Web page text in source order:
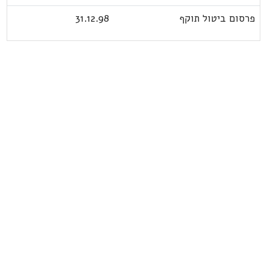
פרסום ביטול תוקף
31.12.98